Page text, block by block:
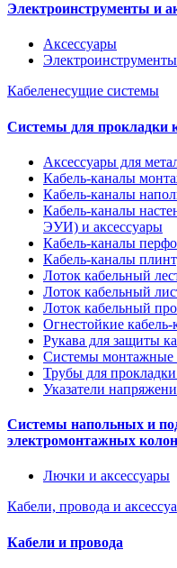
Электроинструменты и
Аксессуары
Электроинструменты
Кабеленесущие системы
Системы для прокладки
Аксессуары для
Кабель-каналы
Кабель-каналы
Кабель-каналы
ЭУИ) и аксессуары
Кабель-каналы
Кабель-каналы
Лоток кабельный
Лоток кабельный
Лоток кабельный
Огнестойкие
Рукава для защиты
Системы монтажные
Трубы для прокладки
Указатели
Системы напольных и
электромонтажных колон
Лючки и аксессуары
Кабели, провода и
Кабели и провода